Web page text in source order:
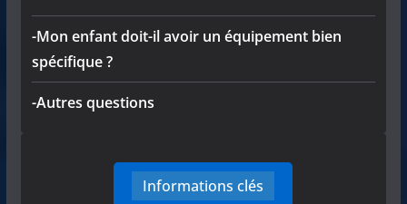
-Mon enfant doit-il avoir un équipement bien
spécifique ?
-Autres questions
Informations clés